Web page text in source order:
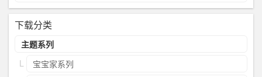
下载分类
主题系列
宝宝家系列